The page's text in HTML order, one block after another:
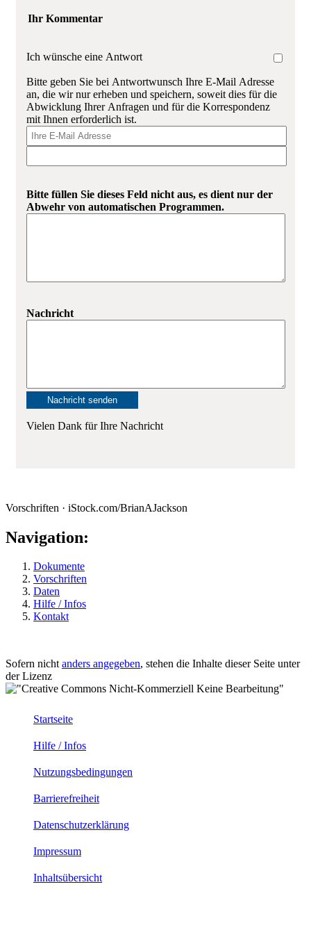
Ihr Kommentar
Ich wünsche eine Antwort
Bitte geben Sie bei Antwortwunsch Ihre E-Mail Adresse
an, die wir nur erheben und speichern, soweit dies für die
Abwicklung Ihrer Anfragen und für die Korrespondenz
mit Ihnen erforderlich ist.
Bitte füllen Sie dieses Feld nicht aus, es dient nur der
Abwehr von automatischen Programmen.
Nachricht
Vielen Dank für Ihre Nachricht
Vorschriften · iStock.com/BrianAJackson
Navigation:
Dokumente
Vorschriften
Daten
Hilfe / Infos
Kontakt
Sofern nichtanders angegeben, stehen die Inhalte dieser Seite unter
der Lizenz
Startseite
Hilfe / Infos
Nutzungsbedingungen
Barrierefreiheit
Datenschutzerklärung
Impressum
Inhaltsübersicht